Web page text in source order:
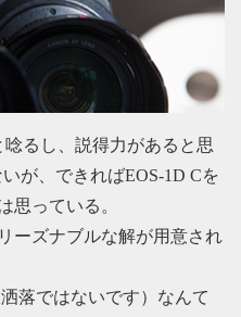
るし、説得力があると思
が、できればEOS-1D Cを
思っている。
ーズナブルな解が用意され
落ではないです）なんて